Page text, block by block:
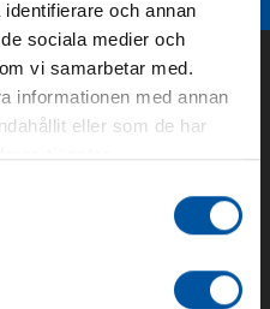
och annan
sociala medier och
vi samarbetar med.
informationen med annan
eller som de har
tjänster.